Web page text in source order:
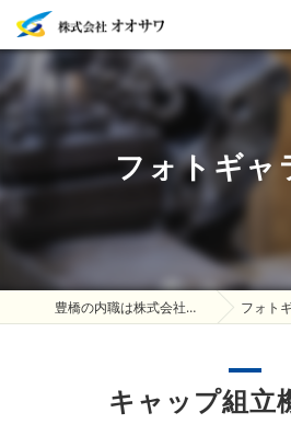
フォトギャ
豊橋の内職は株式会社オオサワ フォトギャ
キャップ組立